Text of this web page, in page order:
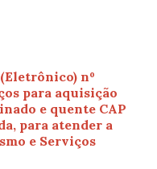
nº
para aquisição
e quente CAP
para atender a
e Serviços